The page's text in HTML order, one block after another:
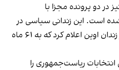
در دو پرونده مجزا با
است. این زندانی سیاسی در
بهمن ۱۴۰۲ در تماسی تلفنی از زندان اوین اعلام کرد که به ۶۱ ماه
انتخابات ریاست‌جمهوری را